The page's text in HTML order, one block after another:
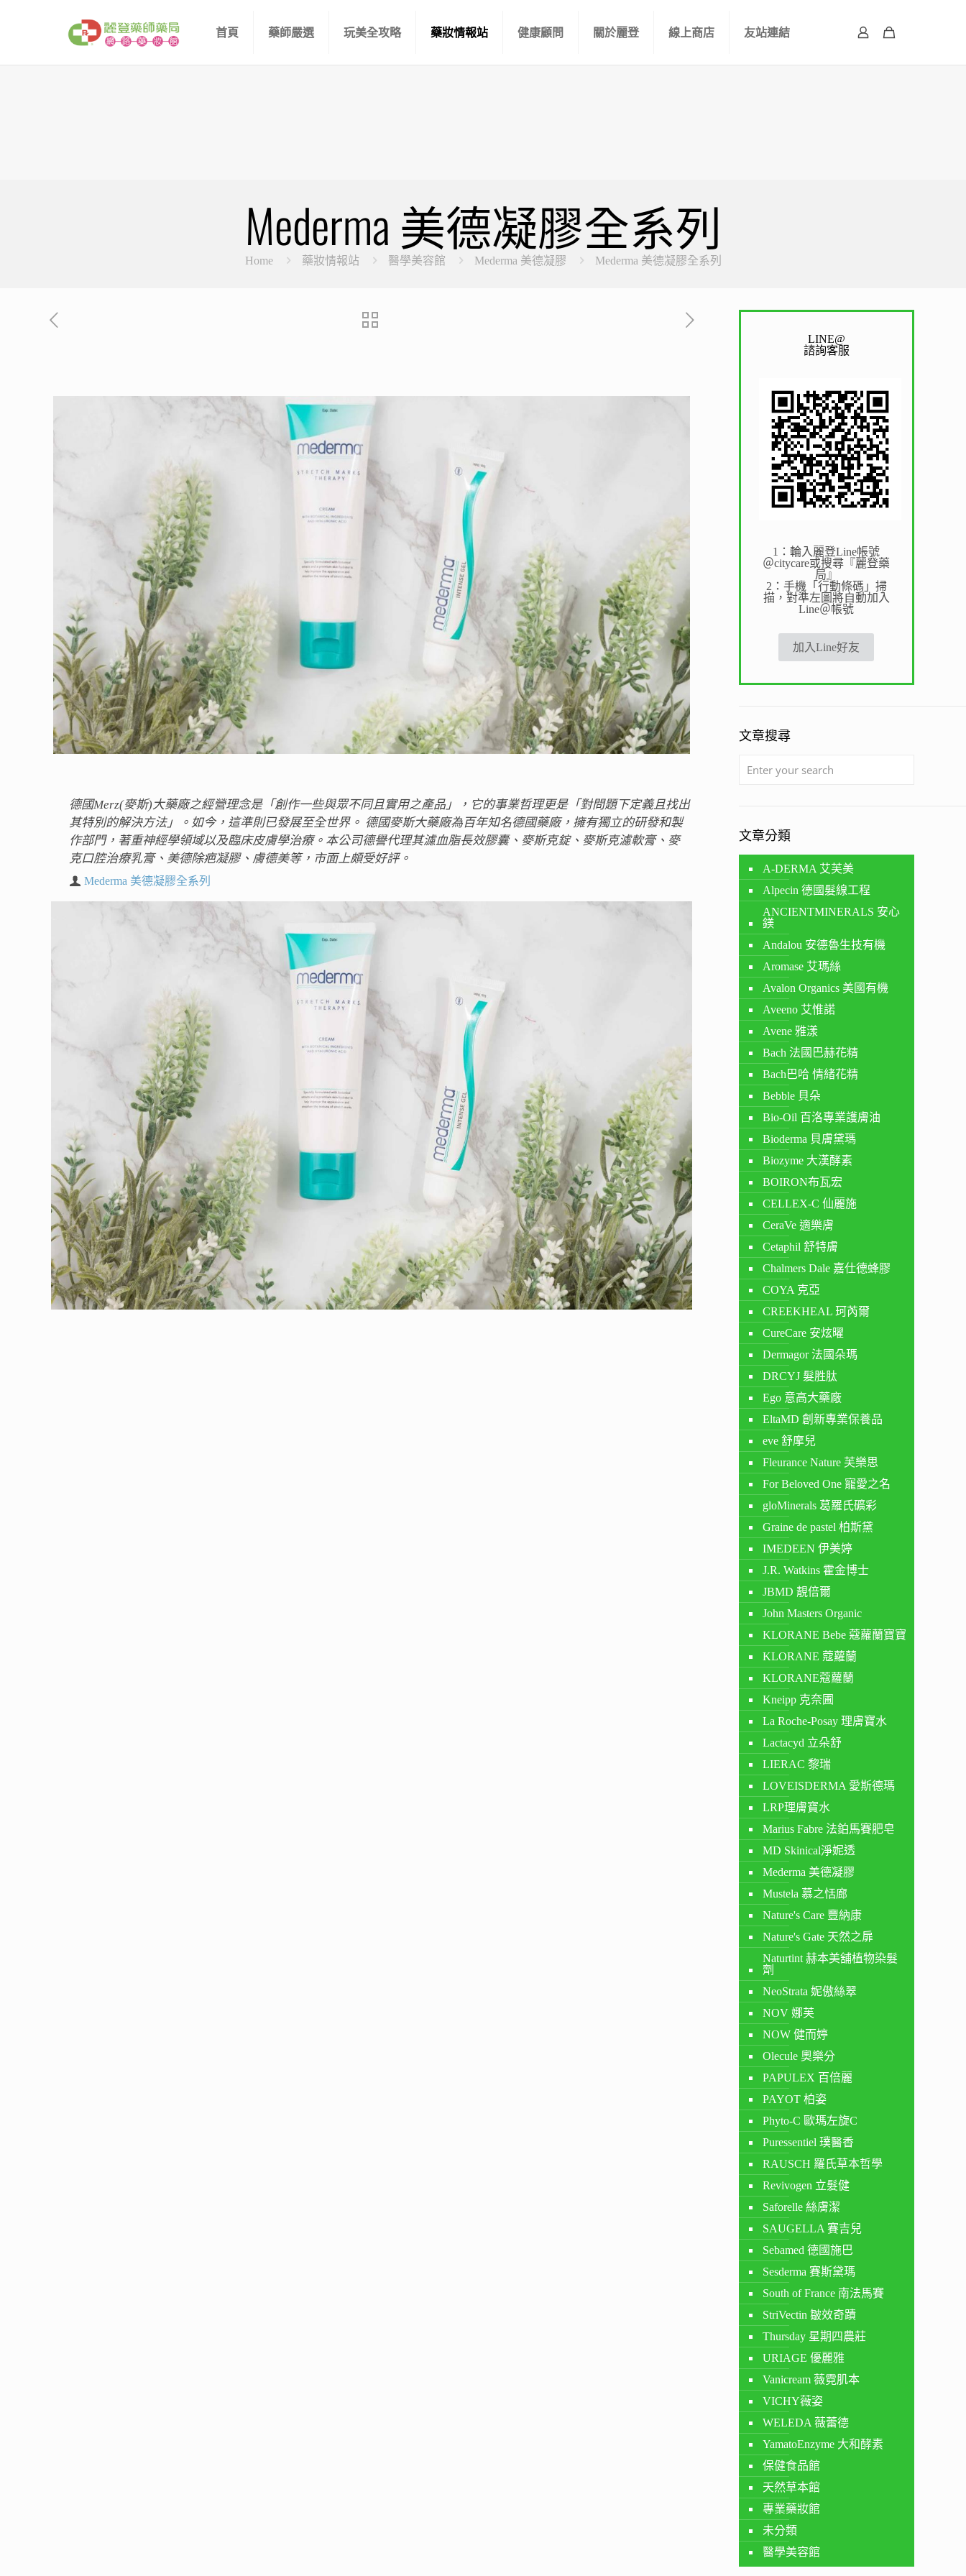
首頁 藥師嚴選 玩美全攻略 藥妝情報站 健康顧問 關於麗登 線上商店 友站連結
Mederma 美德凝膠全系列
Home 藥妝情報站 醫學美容館 Mederma 美德凝膠 Mederma 美德凝膠全系列
德國Merz(麥斯)大藥廠之經營理念是「創作一些與眾不同且實用之產品」，它的事業哲理更是「對問題下定義且找出
其特別的解決方法」。如今，這準則已發展至全世界。 德國麥斯大藥廠為百年知名德國藥廠，擁有獨立的研發和製
作部門，著重神經學領域以及臨床皮膚學治療。本公司德譽代理其濾血脂長效膠囊、麥斯克錠、麥斯克濾軟膏、麥
克口腔治療乳膏、美德除疤凝膠、膚德美等，市面上頗受好評。
Mederma 美德凝膠全系列
LINE@
諮詢客服
1：輪入麗登Line帳號
＠citycare或搜尋『麗登藥
局』
2：手機「行動條碼」掃
描，對準左圖將自動加入
Line＠帳號
加入Line好友
文章搜尋
文章分類
A-DERMA 艾芙美
Alpecin 德國髮線工程
ANCIENTMINERALS 安心
鎂
Andalou 安德魯生技有機
Aromase 艾瑪絲
Avalon Organics 美國有機
Aveeno 艾惟諾
Avene 雅漾
Bach 法國巴赫花精
Bach巴哈 情緒花精
Bebble 貝朵
Bio-Oil 百洛專業護膚油
Bioderma 貝膚黛瑪
Biozyme 大漢酵素
BOIRON布瓦宏
CELLEX-C 仙麗施
CeraVe 適樂膚
Cetaphil 舒特膚
Chalmers Dale 嘉仕德蜂膠
COYA 克亞
CREEKHEAL 珂芮爾
CureCare 安炫曜
Dermagor 法國朵瑪
DRCYJ 髮胜肽
Ego 意高大藥廠
EltaMD 創新專業保養品
eve 舒摩兒
Fleurance Nature 芙樂思
For Beloved One 寵愛之名
gloMinerals 葛羅氏礦彩
Graine de pastel 柏斯黛
IMEDEEN 伊美婷
J.R. Watkins 霍金博士
JBMD 靚倍爾
John Masters Organic
KLORANE Bebe 蔻蘿蘭寶寶
KLORANE 蔻蘿蘭
KLORANE蔻蘿蘭
Kneipp 克奈圃
La Roche-Posay 理膚寶水
Lactacyd 立朵舒
LIERAC 黎瑞
LOVEISDERMA 愛斯德瑪
LRP理膚寶水
Marius Fabre 法鉑馬賽肥皂
MD Skinical淨妮透
Mederma 美德凝膠
Mustela 慕之恬廊
Nature's Care 豐納康
Nature's Gate 天然之扉
Naturtint 赫本美舖植物染髮
劑
NeoStrata 妮傲絲翠
NOV 娜芙
NOW 健而婷
Olecule 奧樂分
PAPULEX 百倍麗
PAYOT 柏姿
Phyto-C 歐瑪左旋C
Puressentiel 璞醫香
RAUSCH 羅氏草本哲學
Revivogen 立髮健
Saforelle 絲膚潔
SAUGELLA 賽吉兒
Sebamed 德國施巴
Sesderma 賽斯黛瑪
South of France 南法馬賽
StriVectin 皺效奇蹟
Thursday 星期四農莊
URIAGE 優麗雅
Vanicream 薇霓肌本
VICHY薇姿
WELEDA 薇蕾德
YamatoEnzyme 大和酵素
保健食品館
天然草本館
專業藥妝館
未分類
醫學美容館